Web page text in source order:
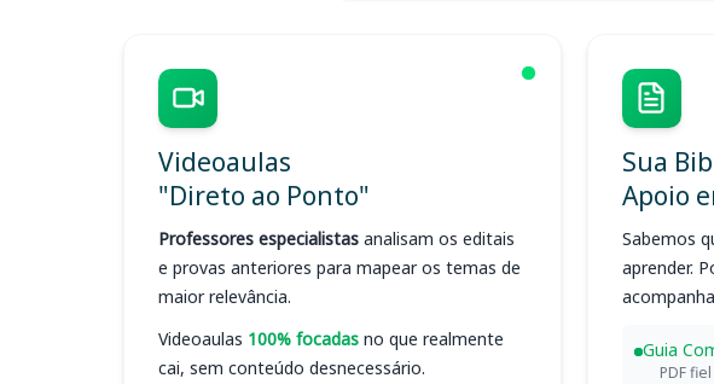
Videoaulas
"Direto ao Ponto"
Professores especialistas analisam os editais
e provas anteriores para mapear os temas de
maior relevância.
Videoaulas 100% focadas no que realmente
cai, sem conteúdo desnecessário.
Sua
Apoio
Sabemos
aprender.
Guia
PDF